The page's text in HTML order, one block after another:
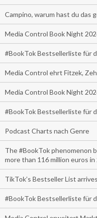
Campino, warum hast du das
Media Control Book Night
#BookTok Bestsellerliste für
Media Control ehrt Fitzek,
Media Control Book Night
#BookTok Bestsellerliste für
Podcast Charts nach Genre
The #BookTok phenomenon
more than 116 million euros in
TikTok’s Bestseller List
#BookTok Bestsellerliste für